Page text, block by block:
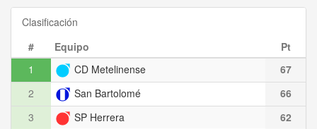
Clasificación
#
Equipo
Pt
1
CD Metelinense
67
2
San Bartolomé
66
3
SP Herrera
62